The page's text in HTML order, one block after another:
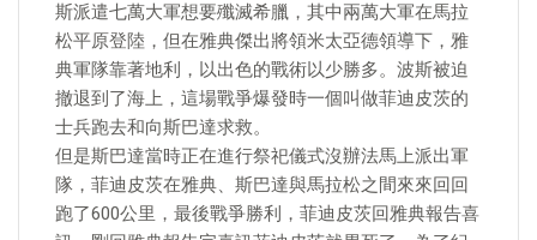
斯派遣七萬大軍想要殲滅希臘，其中兩萬大軍在馬拉
松平原登陸，但在雅典傑出將領米太亞德領導下，雅
典軍隊靠著地利，以出色的戰術以少勝多。波斯被迫
撤退到了海上，這場戰爭爆發時一個叫做菲迪皮茨的
士兵跑去和向斯巴達求救。
但是斯巴達當時正在進行祭祀儀式沒辦法馬上派出軍
隊，菲迪皮茨在雅典、斯巴達與馬拉松之間來來回回
跑了600公里，最後戰爭勝利，菲迪皮茨回雅典報告喜